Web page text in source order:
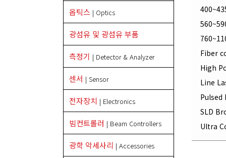
옵틱스 | Optics
광섬유 및 광섬유 부품
측정기 | Detector & Analyzer
센서 | Sensor
전자장치 | Electronics
빔컨트롤러 | Beam Controllers
광학 악세사리 | Accessories
Fiber
High
Line
Pulsed
SLD
Ultra